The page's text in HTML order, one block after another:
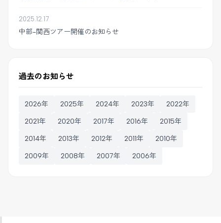
2025.12.17
中部-関西ツアー開催のお知らせ
過去のお知らせ
2026年 2025年 2024年 2023年 2022年
2021年 2020年 2017年 2016年 2015年
2014年 2013年 2012年 2011年 2010年
2009年 2008年 2007年 2006年